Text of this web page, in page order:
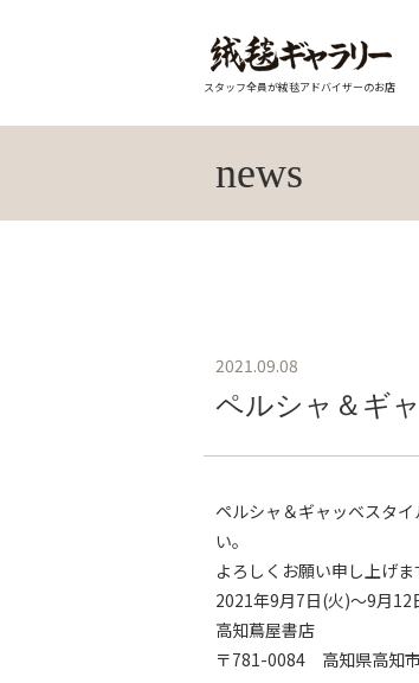
スタッフ全員が絨毯アドバイザーのお店
news
2021.09.08
ペルシャ＆ギ
ペルシャ＆ギャッベスタ
い。
よろしくお願い申し上げま
2021年9月7日(火)～9月12
高知蔦屋書店
〒781-0084 高知県高知